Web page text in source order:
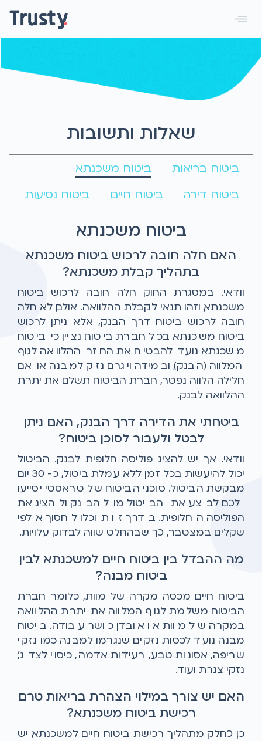
שאלות ותשובות
ביטוח בריאות
ביטוח משכנתא
ביטוח דירה
ביטוח חיים ביטוח נסיעות
ביטוח משכנתא
האם חלה חובה לרכוש ביטוח משכנתא
בתהליך קבלת משכנתא?
וודאי. במסגרת החוק חלה חובה לרכוש ביטוח
משכנתא, וזהו תנאי לקבלת ההלוואה. אולם, לא חלה
חובה לרכוש ביטוח דרך הבנק, אלא ניתן לרכוש
ביטוח משכנתא בכל חברת ביטוח. נציין כי ביטוח
משכנתא נועד להבטיח את החזר ההלוואה לגוף
המלווה (הבנק), ובמידה ויגרם נזק למבנה או אם
חלילה הלווה נפטר, חברת הביטוח תשלם את יתרת
ההלוואה לבנק.
ביטחתי את הדירה דרך הבנק, האם ניתן
לבטל ולעבור לסוכן ביטוח?
וודאי. אך יש להציג פוליסה חלופית לבנק. הביטול
יכול להיעשות בכל זמן ללא עמלת ביטול, כ- 30 יום
מבקשת הביטול. סוכני הביטוח של טראסטי יסייעו
לכם לבצע את הביטול מול הבנק ולהציג את
הפוליסה החלופית. בדרך זו תוכלו לחסוך אלפי
שקלים במצטבר, כך שבהחלט שווה לבדוק עלויות.
מה ההבדל בין ביטוח חיים למשכנתא לבין
ביטוח מבנה?
ביטוח חיים מכסה מקרה של מוות, כלומר חברת
הביטוח משלמת לגוף המלווה את יתרת ההלוואה
במקרה של מוות או אובדן כושר עבודה. ביטוח
מבנה נועד לכסות נזקים שנגרמו למבנה כמו נזקי
שריפה, אסונות טבע, רעידות אדמה, כיסוי לצד ג',
נזקי צנרת ועוד.
האם יש צורך במילוי הצהרת בריאות טרם
רכישת ביטוח משכנתא?
כן. כחלק מתהליך רכישת ביטוח חיים למשכנתא, יש